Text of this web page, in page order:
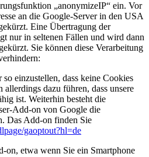
„anonymizeIP“ ein. Vor
an die Google-Server in den USA
Eine Übertragung der
nur in seltenen Fällen und wird dann
Sie können diese Verarbeitung
einzustellen, dass keine Cookies
allerdings dazu führen, dass unsere
ist. Weiterhin besteht die
Add-on von Google die
Das Add-on finden Sie
gaoptout?hl=de
on, etwa wenn Sie ein Smartphone